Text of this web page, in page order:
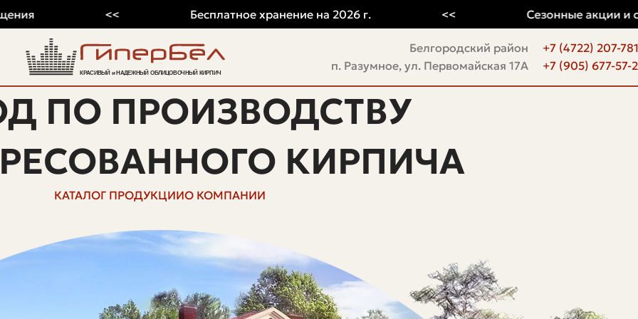
Белгородский район
п. Разумное, ул. Первомайская 17А
+7 (4722) 207-781
+7 (905) 677-57-
ПО ПРОИЗВОДСТВУ
КИРПИЧА
КАТАЛОГ ПРОДУКЦИИО КОМПАНИИ
Бесплатное хранение на 2026 г. Сезонные акции и